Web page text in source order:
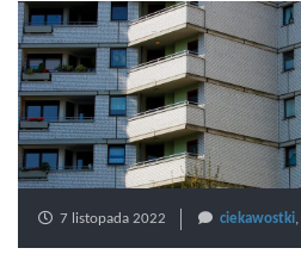
7 listopada 2022 ciekawostki,